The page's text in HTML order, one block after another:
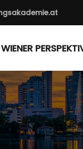
WIENER